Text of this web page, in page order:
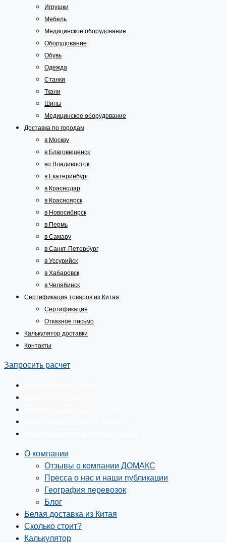
Игрушки
Мебель
Медицинское оборудование
Оборудование
Обувь
Одежда
Станки
Ткани
Шины
Медицинское оборудование
Доставка по городам
в Москву
в Благовещенск
во Владивосток
в Екатеринбург
в Краснодар
в Красноярск
в Новосибирск
в Пермь
в Самару
в Санкт-Петербург
в Уссурийск
в Хабаровск
в Челябинск
Сертификация товаров из Китая
Сертификация
Отказное письмо
Калькулятор доставки
Контакты
Запросить расчет
О компании
Отзывы о компании ДОМАКС
Пресса о нас и наши публикации
География перевозок
Блог
Белая доставка из Китая
Сколько стоит?
Калькулятор